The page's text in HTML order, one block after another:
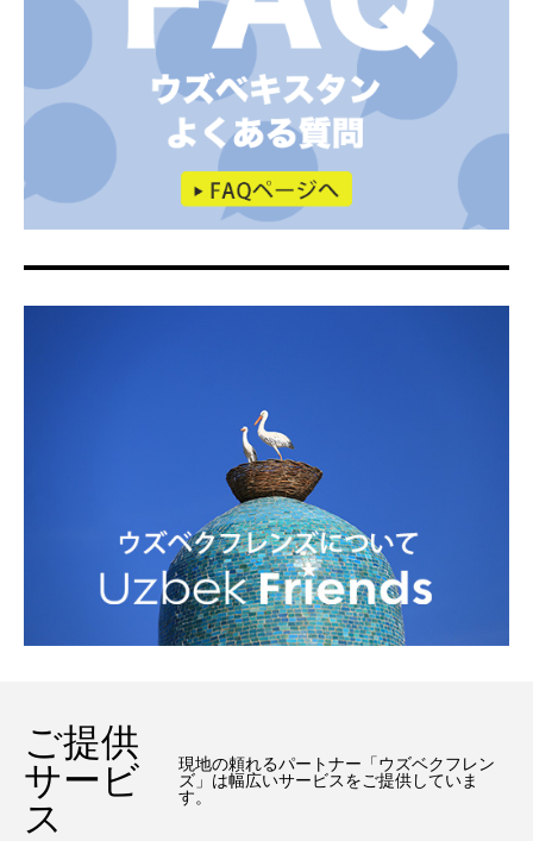
ご提供
サービ
ス
現地の頼れるパートナー「ウズベクフレン
ズ」は幅広いサービスをご提供していま
す。